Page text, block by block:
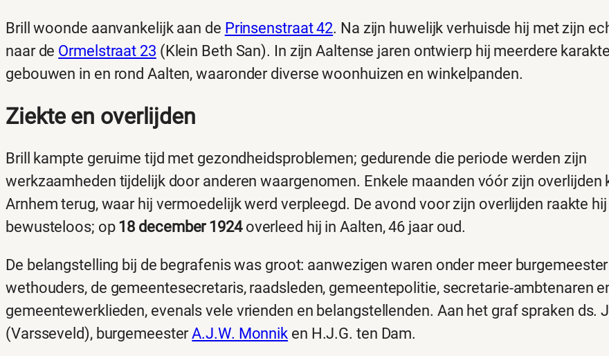
Brill woonde aanvankelijk aan de Prinsenstraat 42. Na zijn huwelijk verhuisde hij met zijn
naar de Ormelstraat 23 (Klein Beth San). In zijn Aaltense jaren ontwierp hij meerdere
gebouwen in en rond Aalten, waaronder diverse woonhuizen en winkelpanden.
Ziekte en overlijden
Brill kampte geruime tijd met gezondheidsproblemen; gedurende die periode werden zijn
werkzaamheden tijdelijk door anderen waargenomen. Enkele maanden vóór zijn overlijden
Arnhem terug, waar hij vermoedelijk werd verpleegd. De avond voor zijn overlijden raakte hij
bewusteloos; op 18 december 1924overleed hij in Aalten, 46 jaar oud.
De belangstelling bij de begrafenis was groot: aanwezigen waren onder meer
wethouders, de gemeentesecretaris, raadsleden, gemeentepolitie, secretarie-ambtenaren
gemeentewerklieden, evenals vele vrienden en belangstellenden. Aan het graf spraken ds.
(Varsseveld), burgemeesterA.J.W. Monnik en H.J.G. ten Dam.